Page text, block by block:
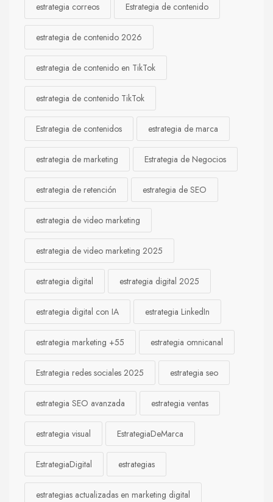
estrategia correos Estrategia de contenido
estrategia de contenido 2026
estrategia de contenido en TikTok
estrategia de contenido TikTok
Estrategia de contenidos estrategia de marca
estrategia de marketing Estrategia de Negocios
estrategia de retención estrategia de SEO
estrategia de video marketing
estrategia de video marketing 2025
estrategia digital estrategia digital 2025
estrategia digital con IA estrategia LinkedIn
estrategia marketing +55 estrategia omnicanal
Estrategia redes sociales 2025 estrategia seo
estrategia SEO avanzada estrategia ventas
estrategia visual EstrategiaDeMarca
EstrategiaDigital estrategias
estrategias actualizadas en marketing digital